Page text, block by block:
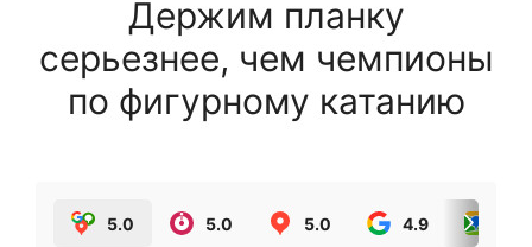
Держим планку
серьезнее, чем чемпионы
по фигурному катанию
5.0 5.0 5.0 4.9